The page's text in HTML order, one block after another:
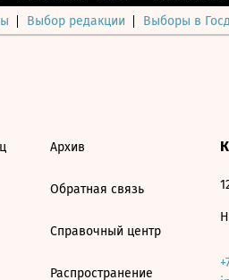
Выбор редакции Выборы в
Архив
Обратная связь
Справочный центр
Распространение